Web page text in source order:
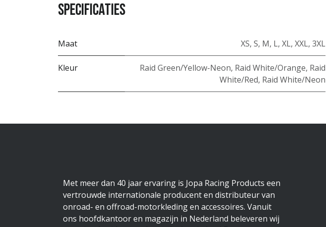
Specificaties
Maat XS, S, M, L, XL, XXL, 3XL
Kleur Raid Green/Yellow-Neon, Raid White/Orange, Raid
White/Red, Raid White/Neon
Met meer dan 40 jaar ervaring is Jopa Racing Products een
vertrouwde internationale producent en distributeur van
onroad- en offroad-motorkleding en accessoires. Vanuit
ons hoofdkantoor en magazijn in Nederland beleveren wij